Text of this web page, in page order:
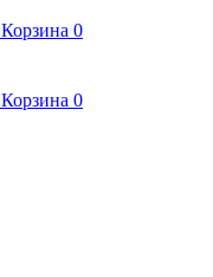
Корзина 0
Корзина 0